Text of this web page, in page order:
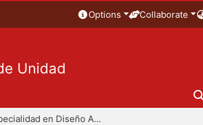
Options Collaborate
Unidad
Especialidad en Diseño Ambiental